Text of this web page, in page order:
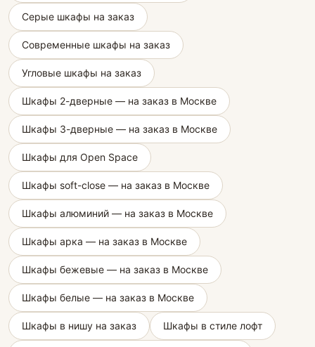
Серые шкафы на заказ
Современные шкафы на заказ
Угловые шкафы на заказ
Шкафы 2-дверные — на заказ в Москве
Шкафы 3-дверные — на заказ в Москве
Шкафы для Open Space
Шкафы soft-close — на заказ в Москве
Шкафы алюминий — на заказ в Москве
Шкафы арка — на заказ в Москве
Шкафы бежевые — на заказ в Москве
Шкафы белые — на заказ в Москве
Шкафы в нишу на заказ Шкафы в стиле лофт